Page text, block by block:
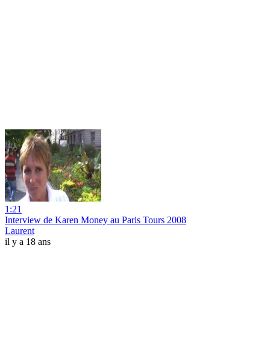
1:21
Interview de Karen Money au Paris Tours 2008
Laurent
il y a 18 ans